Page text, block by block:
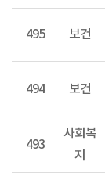
495 보건
494 보건
493
사회복
지